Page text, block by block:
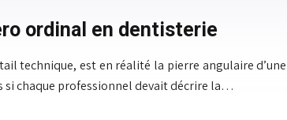
ordinal en dentisterie
technique, est en réalité la pierre angulaire
si chaque professionnel devait décrire la…